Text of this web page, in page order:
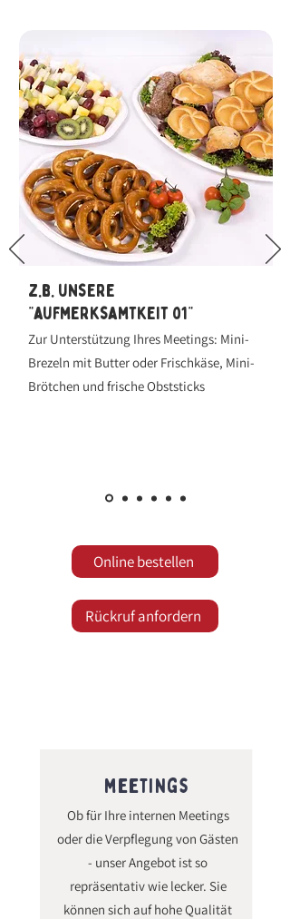
z.b. unsere
"aufmerksamtkeit 01"
Zur Unterstützung Ihres Meetings: Mini-
Brezeln mit Butter oder Frischkäse, Mini-
Brötchen und frische Obststicks
Online bestellen
Rückruf anfordern
meetings
Ob für Ihre internen Meetings
oder die Verpflegung von Gästen
- unser Angebot ist so
repräsentativ wie lecker. Sie
können sich auf hohe Qualität